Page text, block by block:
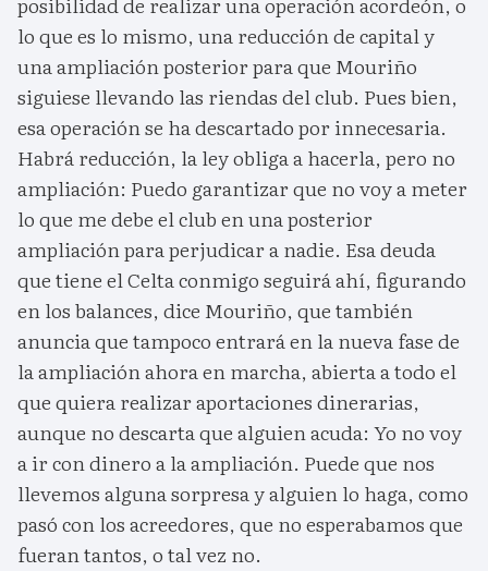
lo que es lo mismo, una reducción de capital y
una ampliación posterior para que Mouriño
siguiese llevando las riendas del club. Pues bien,
esa operación se ha descartado por innecesaria.
Habrá reducción, la ley obliga a hacerla, pero no
ampliación: Puedo garantizar que no voy a meter
lo que me debe el club en una posterior
ampliación para perjudicar a nadie. Esa deuda
que tiene el Celta conmigo seguirá ahí, figurando
en los balances, dice Mouriño, que también
anuncia que tampoco entrará en la nueva fase de
la ampliación ahora en marcha, abierta a todo el
que quiera realizar aportaciones dinerarias,
aunque no descarta que alguien acuda: Yo no voy
a ir con dinero a la ampliación. Puede que nos
llevemos alguna sorpresa y alguien lo haga, como
pasó con los acreedores, que no esperabamos que
fueran tantos, o tal vez no.